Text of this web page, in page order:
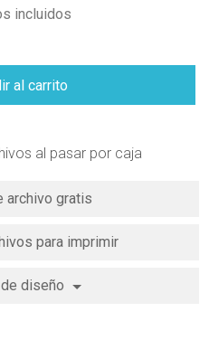
incluidos
al carrito
al pasar por caja
archivo gratis
para imprimir
diseño